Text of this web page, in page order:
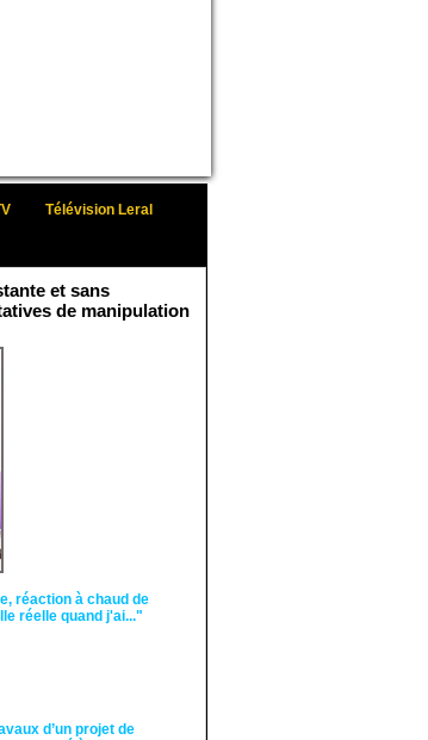
Télévision Leral
et sans
de manipulation
réaction à chaud de
réelle quand j'ai..."
d’un projet de